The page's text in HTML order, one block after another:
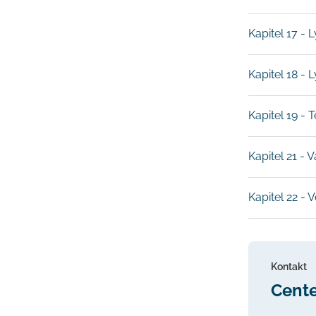
Kapitel 17 -
Kapitel 18 -
Kapitel 19 -
Kapitel 21 -
Kapitel 22 -
Kontakt